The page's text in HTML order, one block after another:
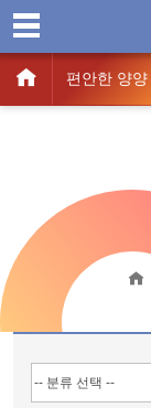
편안한 양양